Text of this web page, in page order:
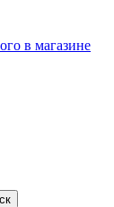
в магазине